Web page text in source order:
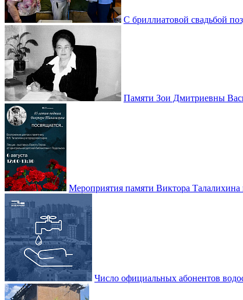
С бриллиатовой свадьбой
Памяти Зои Дмитриевны
Мероприятия памяти Виктора Талалихина
Число официальных абонентов